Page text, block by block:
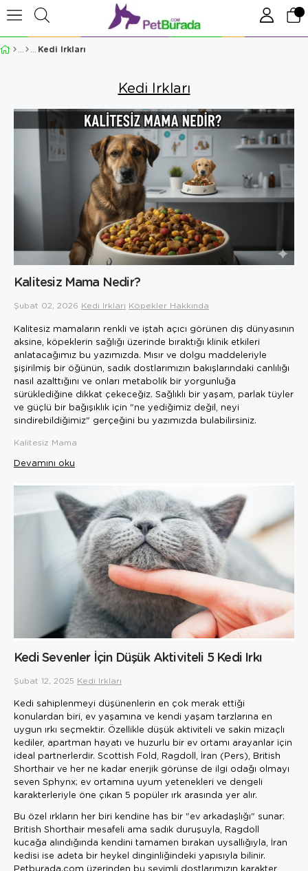
Kedi Irkları
Kedi Irkları
Kalitesiz Mama Nedir?
Şubat 02, 2026 Kedi Irkları Köpekler Hakkında
Kalitesiz mamaların renkli ve iştah açıcı görünen dış dünyasının
aksine, köpeklerin sağlığı üzerinde bıraktığı klinik etkileri
anlatacağımız bu yazımızda. Mısır ve dolgu maddeleriyle
şişirilmiş bir öğünün, sadık dostlarımızın bakışlarındaki canlılığı
nasıl azalttığını ve onları metabolik bir yorgunluğa
sürüklediğine dikkat çekeceğiz. Sağlıklı bir yaşam, parlak tüyler
ve güçlü bir bağışıklık için "ne yediğimiz değil, neyi
sindirebildiğimiz" gerçeğini bu yazımızda bulabilirsiniz.
Kalitesiz Mama
Devamını oku
Kedi Sevenler İçin Düşük Aktiviteli 5 Kedi Irkı
Şubat 12, 2025 Kedi Irkları
Kedi sahiplenmeyi düşünenlerin en çok merak ettiği
konulardan biri, ev yaşamına ve kendi yaşam tarzlarına en
uygun ırkı seçmektir. Özellikle düşük aktiviteli ve sakin mizaçlı
kediler, apartman hayatı ve huzurlu bir ev ortamı arayanlar için
ideal partnerlerdir. Scottish Fold, Ragdoll, İran (Pers), British
Shorthair ve her ne kadar enerjik görünse de ilgi odağı olmayı
seven Sphynx; ev ortamına uyum yetenekleri ve dengeli
karakterleriyle öne çıkan 5 popüler ırk arasında yer alır.
Bu özel ırkların her biri kendine has bir "ev arkadaşlığı" sunar:
British Shorthair mesafeli ama sadık duruşuyla, Ragdoll
kucağa alındığında kendini tamamen bırakan uysallığıyla, İran
kedisi ise adeta bir heykel dinginliğindeki yapısıyla bilinir.
Petburada.com üzerinden bu sevimli dostlarımızın karakter